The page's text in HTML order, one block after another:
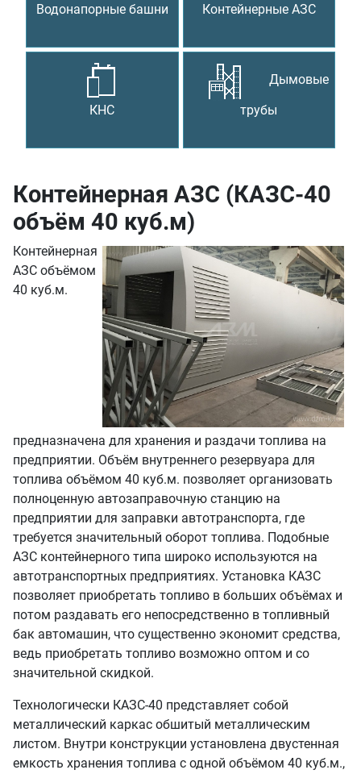
Водонапорные башни Контейнерные АЗС
КНС
Дымовые
трубы
Контейнерная АЗС (КАЗС-40
объём 40 куб.м)
Контейнерная
АЗС объёмом
40 куб.м.
предназначена для хранения и раздачи топлива на
предприятии. Объём внутреннего резервуара для
топлива объёмом 40 куб.м. позволяет организовать
полноценную автозаправочную станцию на
предприятии для заправки автотранспорта, где
требуется значительный оборот топлива. Подобные
АЗС контейнерного типа широко используются на
автотранспортных предприятиях. Установка КАЗС
позволяет приобретать топливо в больших объёмах и
потом раздавать его непосредственно в топливный
бак автомашин, что существенно экономит средства,
ведь приобретать топливо возможно оптом и со
значительной скидкой.
Технологически КАЗС-40 представляет собой
металлический каркас обшитый металлическим
листом. Внутри конструкции установлена двустенная
емкость хранения топлива с одной объёмом 40 куб.м.,